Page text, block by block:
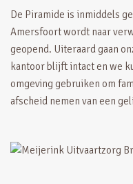
De Piramide is inmiddels
Amersfoort wordt naar
geopend. Uiteraard gaan
kantoor blijft intact en we
omgeving gebruiken om
afscheid nemen van een